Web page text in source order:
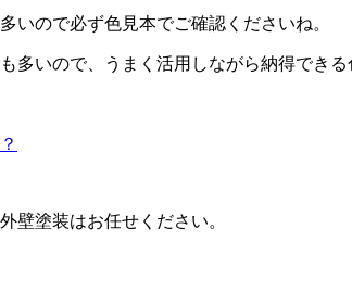
いので必ず色見本でご確認くださいね。
多いので、うまく活用しながら納得でき
壁塗装はお任せください。